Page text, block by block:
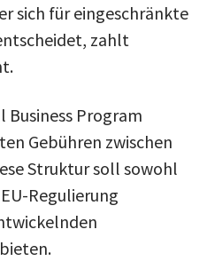
sich für eingeschränkte
zahlt
Business Program
Gebühren zwischen
Struktur soll sowohl
Regulierung